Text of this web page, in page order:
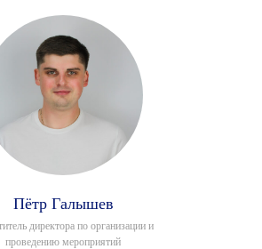
Пётр Галышев
директора по организации и
проведению мероприятий